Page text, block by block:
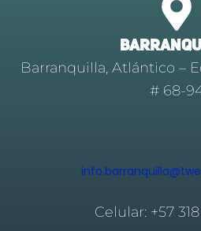
Barranquilla, Atlántico –
# 68-
Celular: +57